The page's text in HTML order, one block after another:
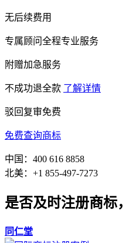
无后续费用
专属顾问全程专业服务
附赠加急服务
不成功退全款 了解详情
驳回复审免费
免费查询商标
中国：400 616 8858
北美：+1 855-497-7273
是否及时注册商标
同仁堂